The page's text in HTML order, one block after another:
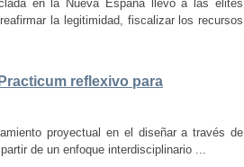
en la Nueva España llevó a las élites
la legitimidad, fiscalizar los recursos
reflexivo para
proyectual en el diseñar a través de
de un enfoque interdisciplinario ...